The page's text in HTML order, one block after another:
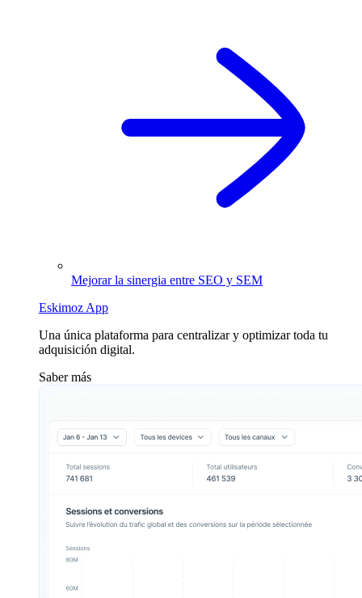
Mejorar la sinergia entre SEO y SEM
Eskimoz App
Una única plataforma para centralizar y optimizar toda tu
adquisición digital.
Saber más